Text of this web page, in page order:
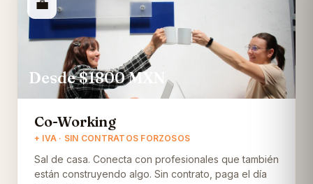
💼
Desde $1800MXN
Co-Working
+ IVA · SIN CONTRATOS FORZOSOS
Sal de casa. Conecta con profesionales que también
están construyendo algo. Sin contrato, paga el día